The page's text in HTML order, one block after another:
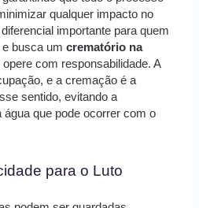
qualquer impacto no
importante para quem
e busca umcrematório na
com responsabilidade. A
e a cremação é a
sentido, evitando a
que pode ocorrer com o
para o Luto